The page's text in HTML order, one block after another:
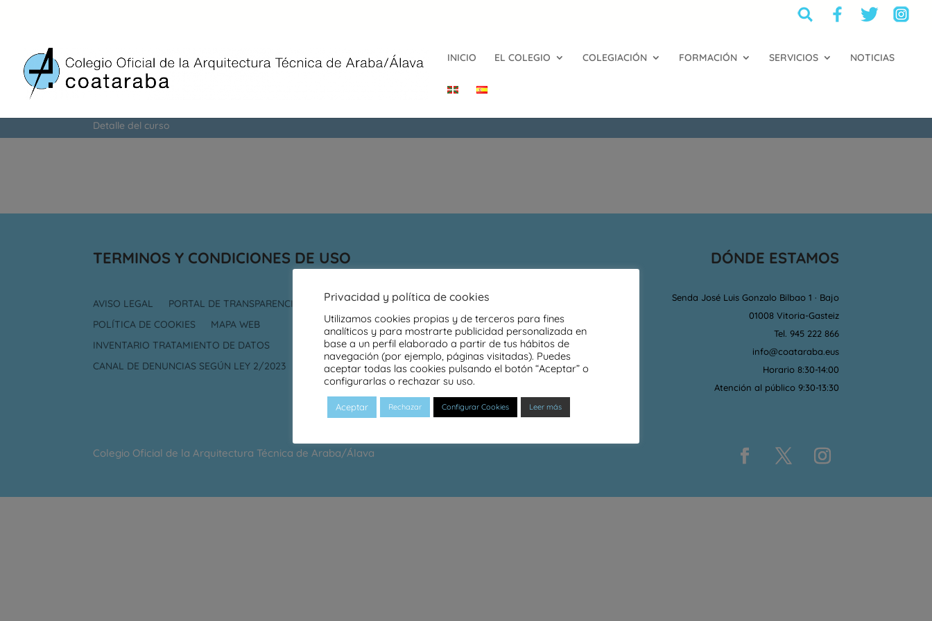
INICIO EL COLEGIO COLEGIACIÓN FORMACIÓN SERVICIOS NOTICIAS
Detalle del curso
TERMINOS Y CONDICIONES DE USO
AVISO LEGAL PORTAL DE TRANSPARENCIA
POLÍTICA DE PRIVACIDAD
POLÍTICA DE COOKIES
MAPA WEB
INVENTARIO TRATAMIENTO DE DATOS
CANAL DE DENUNCIAS SEGÚN LEY 2/2023
DÓNDE ESTAMOS
Senda José Luis Gonzalo Bilbao 1 · Bajo
01008 Vitoria-Gasteiz
Tel. 945 222 866
info@coataraba.eus
Horario 8:30-14:00
Atención al público 9:30-13:30
Colegio Oficial de la Arquitectura Técnica de Araba/Álava
Privacidad y política de cookies
Utilizamos cookies propias y de terceros para fines
analíticos y para mostrarte publicidad personalizada en
base a un perfil elaborado a partir de tus hábitos de
navegación (por ejemplo, páginas visitadas). Puedes
aceptar todas las cookies pulsando el botón “Aceptar” o
configurarlas o rechazar su uso.
Aceptar Rechazar Configurar Cookies Leer más